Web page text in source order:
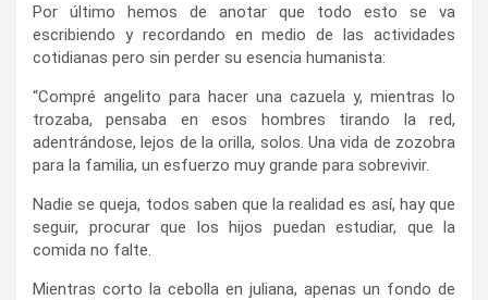
Por último hemos de anotar que todo esto se va
escribiendo y recordando en medio de las actividades
cotidianas pero sin perder su esencia humanista:
“Compré angelito para hacer una cazuela y, mientras lo
trozaba, pensaba en esos hombres tirando la red,
adentrándose, lejos de la orilla, solos. Una vida de zozobra
para la familia, un esfuerzo muy grande para sobrevivir.
Nadie se queja, todos saben que la realidad es así, hay que
seguir, procurar que los hijos puedan estudiar, que la
comida no falte.
Mientras corto la cebolla en juliana, apenas un fondo de